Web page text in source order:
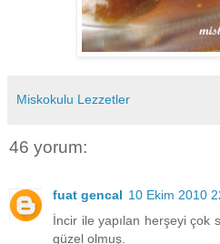
Miskokulu Lezzetler
46 yorum:
fuat gencal 10 Ekim 2010
İncir ile yapılan herşeyi çok
güzel olmuş.